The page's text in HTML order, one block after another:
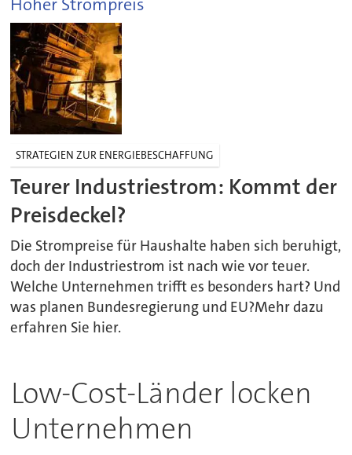
STRATEGIEN ZUR ENERGIEBESCHAFFUNG
Teurer Industriestrom: Kommt der
Preisdeckel?
Die Strompreise für Haushalte haben sich beruhigt,
doch der Industriestrom ist nach wie vor teuer.
Welche Unternehmen trifft es besonders hart? Und
was planen Bundesregierung und EU?Mehr dazu
erfahren Sie hier.
Low-Cost-Länder locken
Unternehmen